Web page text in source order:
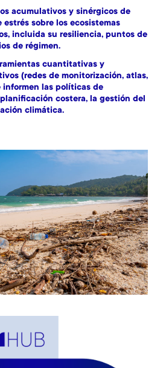
acumulativos y sinérgicos de
estrés sobre los ecosistemas
incluida su resiliencia, puntos de
de régimen.
cuantitativas y
(redes de monitorización, atlas,
informen las políticas de
costera, la gestión del
climática.